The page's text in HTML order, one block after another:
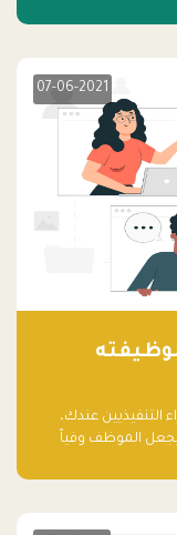
07-06-2021
التنفيذيين عندك،
الموظف وفياً